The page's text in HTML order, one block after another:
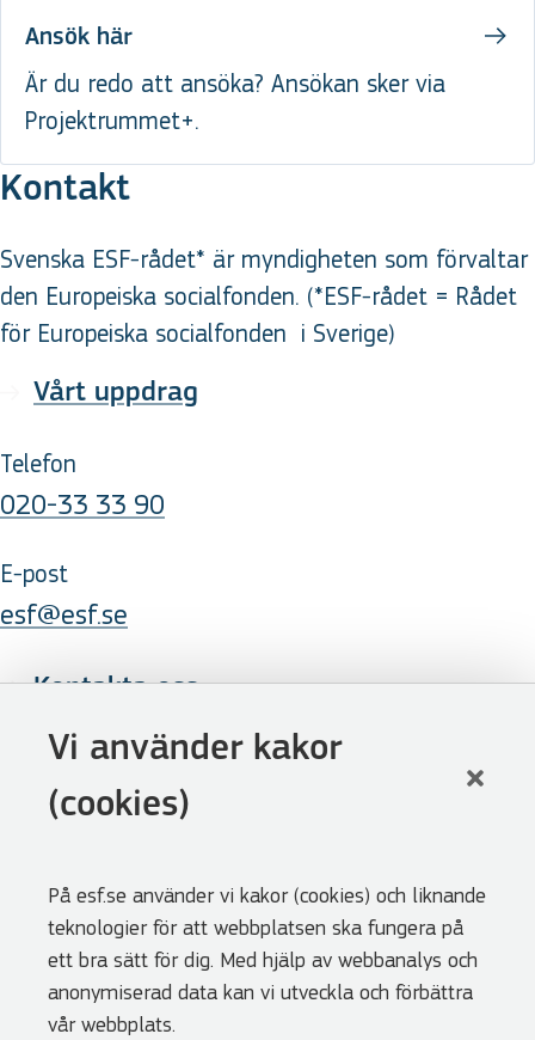
Vi använder kakor
(cookies)
På esf.se använder vi kakor (cookies) och liknande
teknologier för att webbplatsen ska fungera på
ett bra sätt för dig. Med hjälp av webbanalys och
anonymiserad data kan vi utveckla och förbättra
vår webbplats.
Ansök här
Är du redo att ansöka? Ansökan sker via
Projektrummet+.
Kontakt
Svenska ESF-rådet* är myndigheten som förvaltar
den Europeiska socialfonden. (*ESF-rådet = Rådet
för Europeiska socialfonden i Sverige)
Vårt uppdrag
Telefon
020-33 33 90
E-post
esf@esf.se
Kontakta oss
Följ oss
LinkedIn
Nyhetsbrev
Genvägar
Webbshoppen